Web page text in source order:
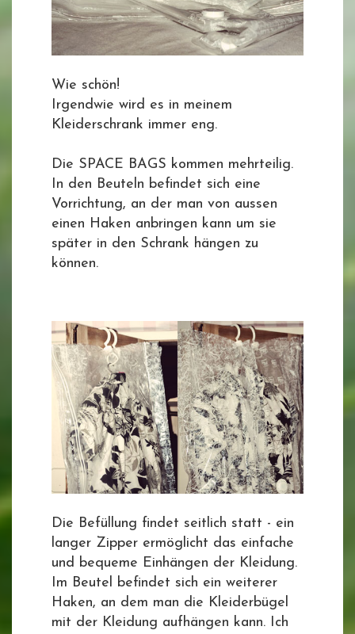
Wie schön!
Irgendwie wird es in meinem
Kleiderschrank immer eng.
Die SPACE BAGS kommen mehrteilig.
In den Beuteln befindet sich eine
Vorrichtung, an der man von aussen
einen Haken anbringen kann um sie
später in den Schrank hängen zu
können.
Die Befüllung findet seitlich statt - ein
langer Zipper ermöglicht das einfache
und bequeme Einhängen der Kleidung.
Im Beutel befindet sich ein weiterer
Haken, an dem man die Kleiderbügel
mit der Kleidung aufhängen kann. Ich